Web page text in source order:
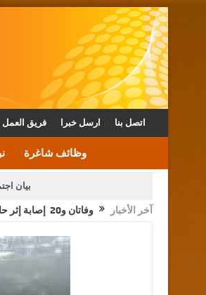
فريق العمل ارسل خبرا اتصل بنا
وظائف شاغرة
بيان
دعوة المكلفين بخدمة
آخر الأخبار وفاتان و20 إصابة إثر حادث تصادم في جرش